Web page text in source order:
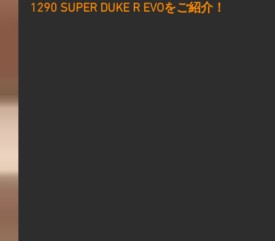
1290 SUPER DUKE R EVOをご紹介！